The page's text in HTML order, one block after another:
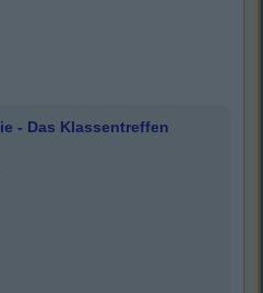
- Das Klassentreffen